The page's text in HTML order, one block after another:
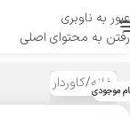
عبور به ناوبری
رفتن به محتوای اصلی
منو
خانه/کاوردار موجودی